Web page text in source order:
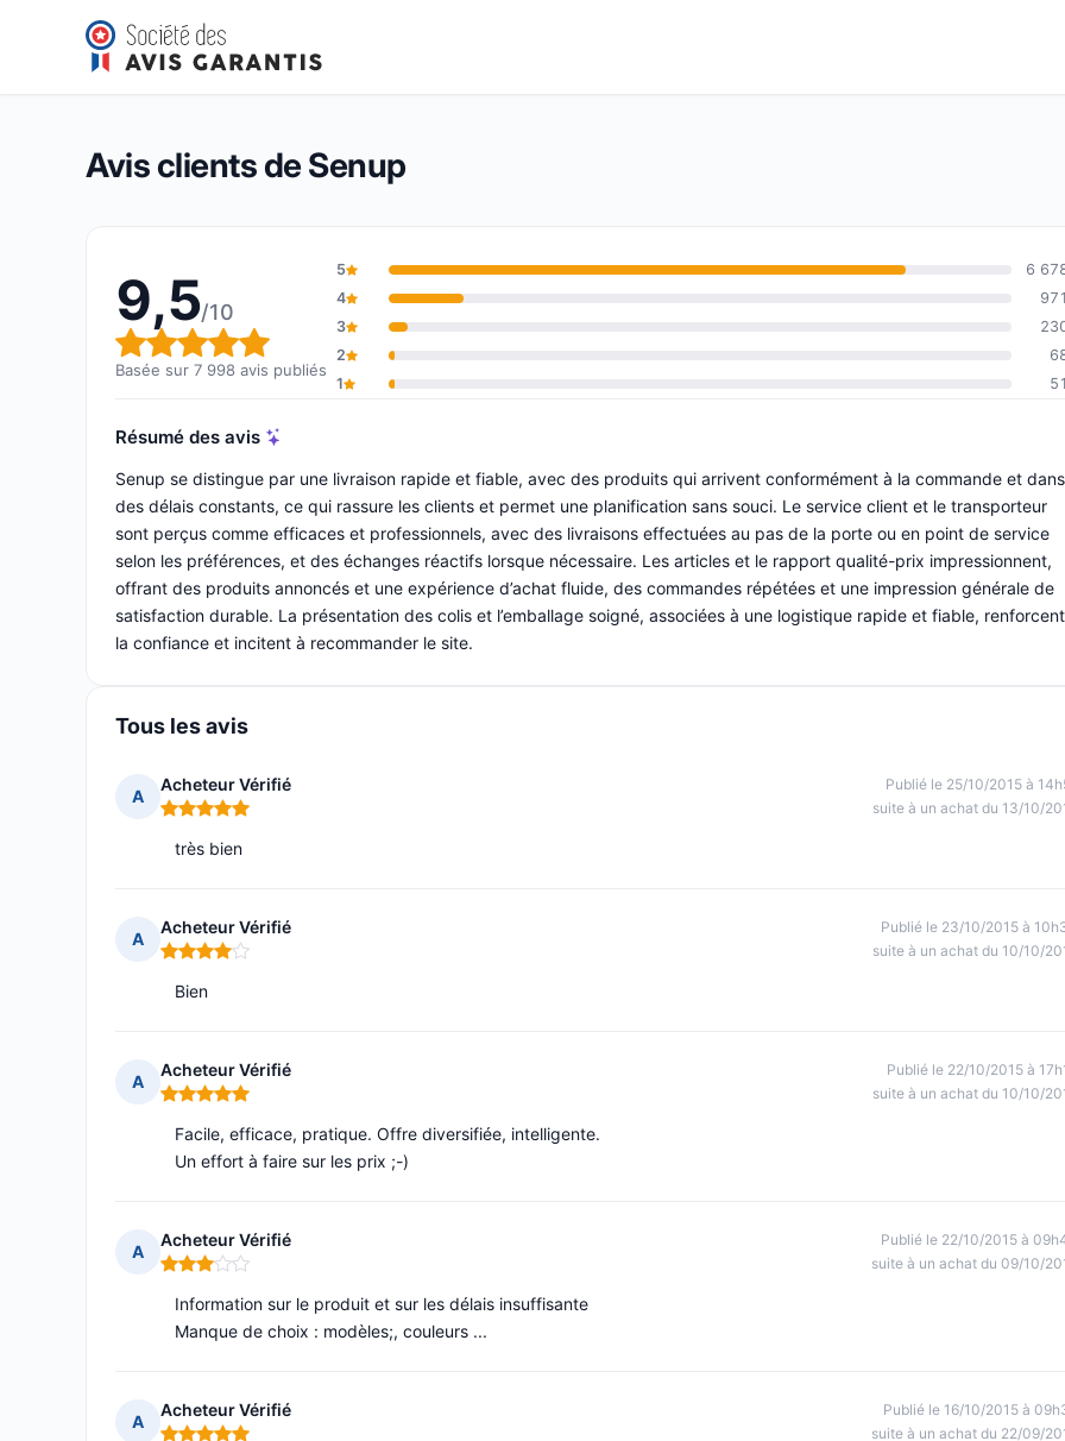
Senup
Note globale : 9,5 sur 10
9,5/10(7 998 avis)
Avis clients de Senup
9,5/10
Note globale : 9,5 sur 10
Basée sur 7 998 avis publiés
5
6
4
971
3
2
1
51
Résumé des avis
Senup se distingue par une livraison rapide et fiable, avec des produits qui arrivent conformément à la commande et dans
des délais constants, ce qui rassure les clients et permet une planification sans souci. Le service client et le transporteur
sont perçus comme efficaces et professionnels, avec des livraisons effectuées au pas de la porte ou en point de service
selon les préférences, et des échanges réactifs lorsque nécessaire. Les articles et le rapport qualité-prix impressionnent,
offrant des produits annoncés et une expérience d’achat fluide, des commandes répétées et une impression générale de
satisfaction durable. La présentation des colis et l’emballage soigné, associées à une logistique rapide et fiable, renforcent
la confiance et incitent à recommander le site.
Tous les avis
A
Acheteur Vérifié
Note : 5 sur 5
Publié le 25/10/2015 à
suite à un achat du 13/10/
très bien
A
Acheteur Vérifié
Note : 4 sur 5
Publié le 23/10/2015 à
suite à un achat du 10/10/
Bien
A
Acheteur Vérifié
Note : 5 sur 5
Publié le 22/10/2015 à
suite à un achat du 10/10/
Facile, efficace, pratique. Offre diversifiée, intelligente.
Un effort à faire sur les prix ;-)
A
Acheteur Vérifié
Note : 3 sur 5
Publié le 22/10/2015 à
suite à un achat du 09/10/
Information sur le produit et sur les délais insuffisante
Manque de choix : modèles;, couleurs ...
A
Acheteur Vérifié
Publié le 16/10/2015 à
suite à un achat du 22/09/